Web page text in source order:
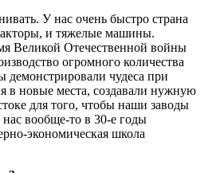
У нас очень быстро страна
и тяжелые машины.
Великой Отечественной войны
огромного количества
чудеса при
в новые места, создавали нужную
для того, чтобы наши заводы
вообще-то в 30-е годы
экономическая школа